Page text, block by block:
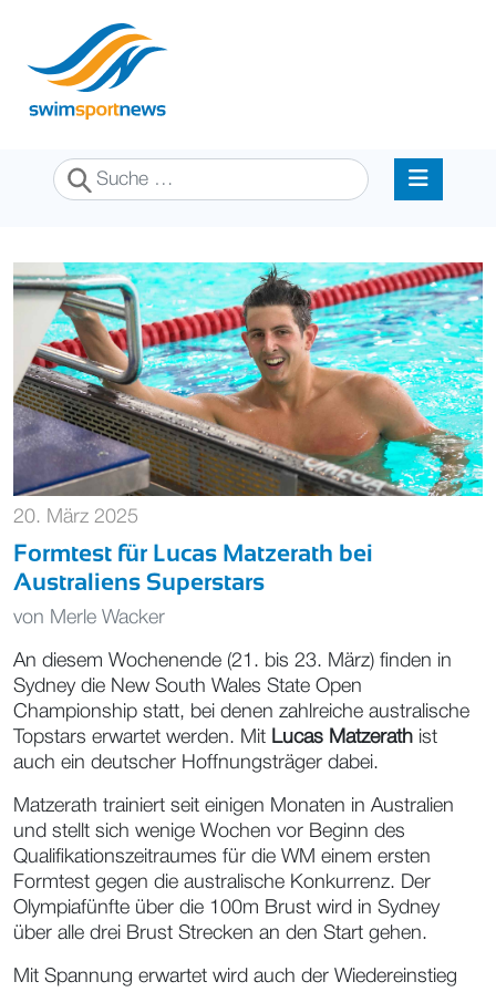
Suchen
20. März 2025
Formtest für Lucas Matzerath bei
Australiens Superstars
von Merle Wacker
An diesem Wochenende (21. bis 23. März) finden in
Sydney die New South Wales State Open
Championship statt, bei denen zahlreiche australische
Topstars erwartet werden. Mit Lucas Matzerath ist
auch ein deutscher Hoffnungsträger dabei.
Matzerath trainiert seit einigen Monaten in Australien
und stellt sich wenige Wochen vor Beginn des
Qualifikationszeitraumes für die WM einem ersten
Formtest gegen die australische Konkurrenz. Der
Olympiafünfte über die 100m Brust wird in Sydney
über alle drei Brust Strecken an den Start gehen.
Mit Spannung erwartet wird auch der Wiedereinstieg